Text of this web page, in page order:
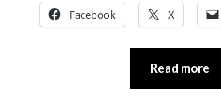
Facebook X
Read more